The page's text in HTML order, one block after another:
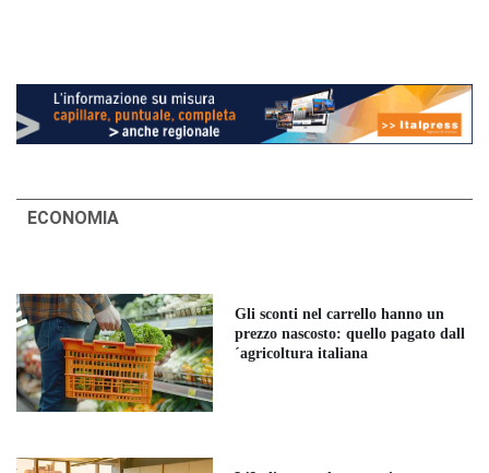
ECONOMIA
Gli sconti nel carrello hanno un
prezzo nascosto: quello pagato dall
´agricoltura italiana